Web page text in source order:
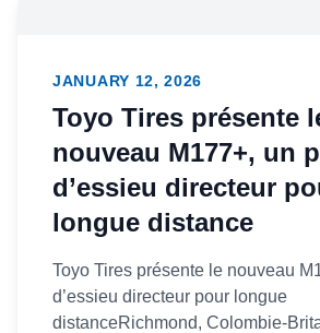
JANUARY 12, 2026
Toyo Tires présente
nouveau M177+, un
d’essieu directeur
longue distance
Toyo Tires présente le nouveau
d’essieu directeur pour longue
distanceRichmond, Colombie-